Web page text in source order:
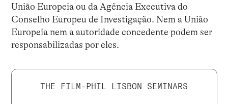
União Europeia ou da Agência Executiva do
Conselho Europeu de Investigação. Nem a União
Europeia nem a autoridade concedente podem ser
responsabilizadas por eles.
THE FILM-PHIL LISBON SEMINARS